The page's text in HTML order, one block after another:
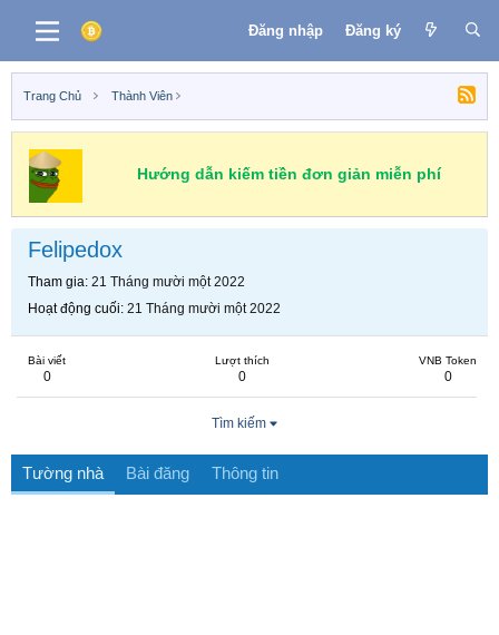
Đăng nhập Đăng ký
Trang Chủ Thành Viên
Hướng dẫn kiếm tiền đơn giản miễn phí
Felipedox
Tham gia 21 Tháng mười một 2022
Hoạt động cuối 21 Tháng mười một 2022
Bài viết
0
Lượt thích
0
VNB Token
0
Tìm kiếm
Tường nhà Bài đăng Thông tin